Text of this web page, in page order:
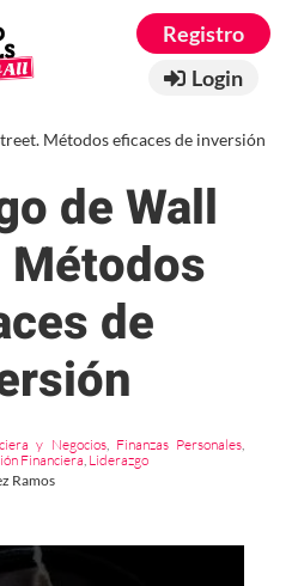
Registro
Login
Métodos eficaces de inversión
de Wall
de
y Negocios, Finanzas Personales
Financiera Liderazgo
Ramos